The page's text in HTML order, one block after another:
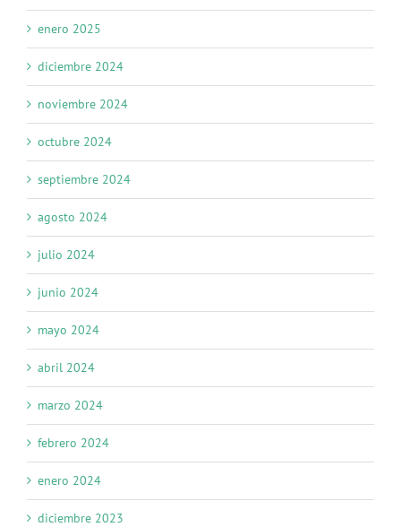
enero 2025
diciembre 2024
noviembre 2024
octubre 2024
septiembre 2024
agosto 2024
julio 2024
junio 2024
mayo 2024
abril 2024
marzo 2024
febrero 2024
enero 2024
diciembre 2023